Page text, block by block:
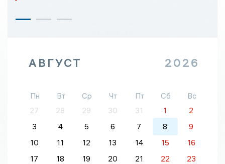
АВГУСТ 2026
Пн Вт Ср Чт Пт Сб
Вс
27
28 29 30 31 1
2
3
4 5 6 7 8
9
10
11 12 13 14 15
16
17
18 19 20 21 22
23